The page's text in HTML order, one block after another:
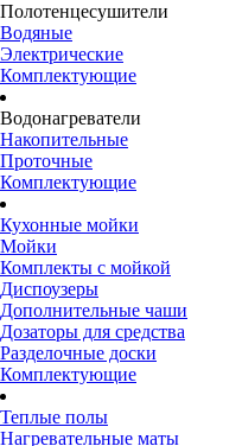
Полотенцесушители
Водяные
Электрические
Комплектующие
Водонагреватели
Накопительные
Проточные
Комплектующие
Кухонные мойки
Мойки
Комплекты с мойкой
Диспоузеры
Дополнительные чаши
Дозаторы для средства
Разделочные доски
Комплектующие
Теплые полы
Нагревательные маты